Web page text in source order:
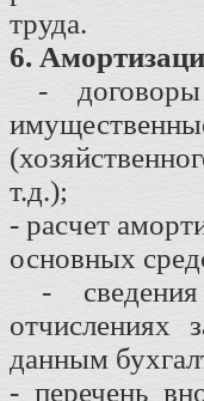
труда.
6.
- договоры
т.д.);
- расчет
основных
- сведения
отчислениях
данным
- перечень